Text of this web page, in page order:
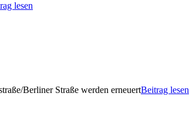
lesen
Berliner Straße werden erneuertBeitrag lesen